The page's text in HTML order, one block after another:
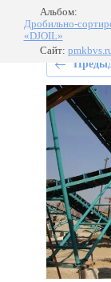
Альбом:
Дробильно-
«DJOIL»
Сайт: